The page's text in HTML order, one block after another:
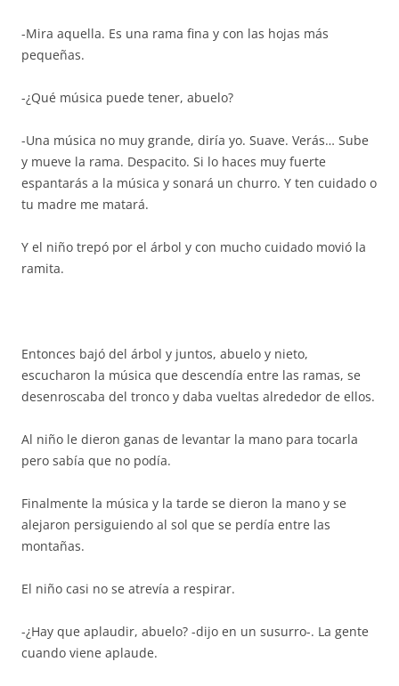
-Mira aquella. Es una rama fina y con las hojas más
pequeñas.
-¿Qué música puede tener, abuelo?
-Una música no muy grande, diría yo. Suave. Verás… Sube
y mueve la rama. Despacito. Si lo haces muy fuerte
espantarás a la música y sonará un churro. Y ten cuidado o
tu madre me matará.
Y el niño trepó por el árbol y con mucho cuidado movió la
ramita.
Entonces bajó del árbol y juntos, abuelo y nieto,
escucharon la música que descendía entre las ramas, se
desenroscaba del tronco y daba vueltas alrededor de ellos.
Al niño le dieron ganas de levantar la mano para tocarla
pero sabía que no podía.
Finalmente la música y la tarde se dieron la mano y se
alejaron persiguiendo al sol que se perdía entre las
montañas.
El niño casi no se atrevía a respirar.
-¿Hay que aplaudir, abuelo? -dijo en un susurro-. La gente
cuando viene aplaude.